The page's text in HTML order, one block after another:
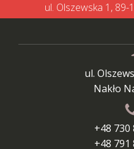
ul. Olszewska 1,
ul.
Nakło
+48 730
+48 791